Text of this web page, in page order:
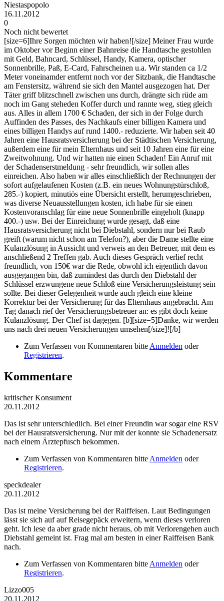
Niestaspopolo
16.11.2012
0
Noch nicht bewertet
[size=6]Ihre Sorgen möchten wir haben![/size] Meiner Frau wurde
im Oktober vor Beginn einer Bahnreise die Handtasche gestohlen
mit Geld, Bahncard, Schlüssel, Handy, Kamera, optischer
Sonnenbrille, Paß, E-Card, Fahrscheinen u.a. Wir standen ca 1/2
Meter voneinamder entfernt noch vor der Sitzbank, die Handtasche
am Fenstersitz, während sie sich den Mantel ausgezogen hat. Der
Täter griff blitzschnell zwischen uns durch, drängte sich rüde am
noch im Gang steheden Koffer durch und rannte weg, stieg gleich
aus. Alles in allem 1700 € Schaden, der sich in der Folge durch
Auffinden des Passes, des Nachkaufs einer billigen Kamera und
eines billigen Handys auf rund 1400.- reduzierte. Wir haben seit 40
Jahren eine Hausratsversicherung bei der Städtischen Versicherung,
außerdem eine für mein Elternhaus und seit 10 Jahren eine für eine
Zweitwohnung. Und wir hatten nie einen Schaden! Ein Anruf mit
der Schadenserstmeldung - sehr freundlich, wir sollen alles
einreichen. Also haben wir alles einschließlich der Rechnungen der
sofort aufgelaufenen Kosten (z.B. ein neues Wohnungstürschloß,
285.-) kopiert, minutiös eine Übersicht erstellt, herumgeschrieben,
was diverse Neuausstellungen kosten, ich habe für sie einen
Kostenvoranschlag für eine neue Sonnenbrille eingeholt (knapp
400.-) usw. Bei der Einreichung wurde gesagt, daß eine
Hausratsversicherung nicht bei Diebstahl, sondern nur bei Raub
greift (warum nicht schon am Telefon?), aber die Dame stellte eine
Kulanzlösung in Aussicht und verweis an den Betreuer, mit dem es
anschließend 2 Treffen gab. Auch dieses Gespräch verlief recht
freundlich, von 150€ war die Rede, obwohl ich eigentlich davon
ausgegangen bin, daß zumindest das durch den Diebstahl der
Schlüssel erzwungene neue Schloß eine Versicherungsleistung sein
sollte. Bei dieser Gelegenheit wurde auch gleich eine kleine
Korrektur bei der Versicherung für das Elternhaus angebracht. Am
Tag danach rief der Versicherungsbetreuer an: es gibt doch keine
Kulanzlösung. Der Chef ist dagegen. [b][size=5]Danke, wir werden
uns nach drei neuen Versicherungen umsehen[/size]![/b]
Zum Verfassen von Kommentaren bitte Anmelden oder
Registrieren.
Kommentare
kritischer Konsument
20.11.2012
Das ist sehr unterschiedlich. Bei einer Freundin war sogar eine RSV
bei der Hausratsversicherung. Nur mit der konnte sie Schadenersatz
nach einem Ärztepfusch bekommen.
Zum Verfassen von Kommentaren bitte Anmelden oder
Registrieren.
speckdealer
20.11.2012
Das ist meine Versicherung bei der Raiffeisen. Laut Bedingungen
lässt sie sich auf auf Reisegepäck erweitern, wenn dieses verloren
geht. Ich lese da aber grade nicht heraus, ob mit Verlorengehen auch
Diebstahl gemeint ist. Frag mal am besten in einer Raiffeisen Bank
nach.
Zum Verfassen von Kommentaren bitte Anmelden oder
Registrieren.
Lizzo005
20.11.2012